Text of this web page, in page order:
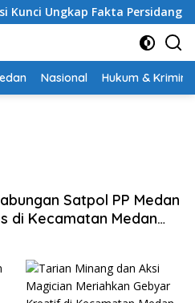
Fakta Persidangan Yang
Nasional Hukum &
Satpol PP Medan
di Kecamatan Medan